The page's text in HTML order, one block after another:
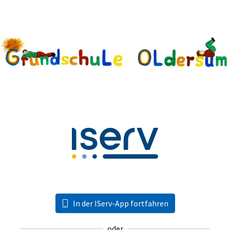
In der IServ-App fortfahren